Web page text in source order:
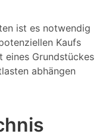
ist es notwendig
Kaufs
eines Grundstückes
abhängen